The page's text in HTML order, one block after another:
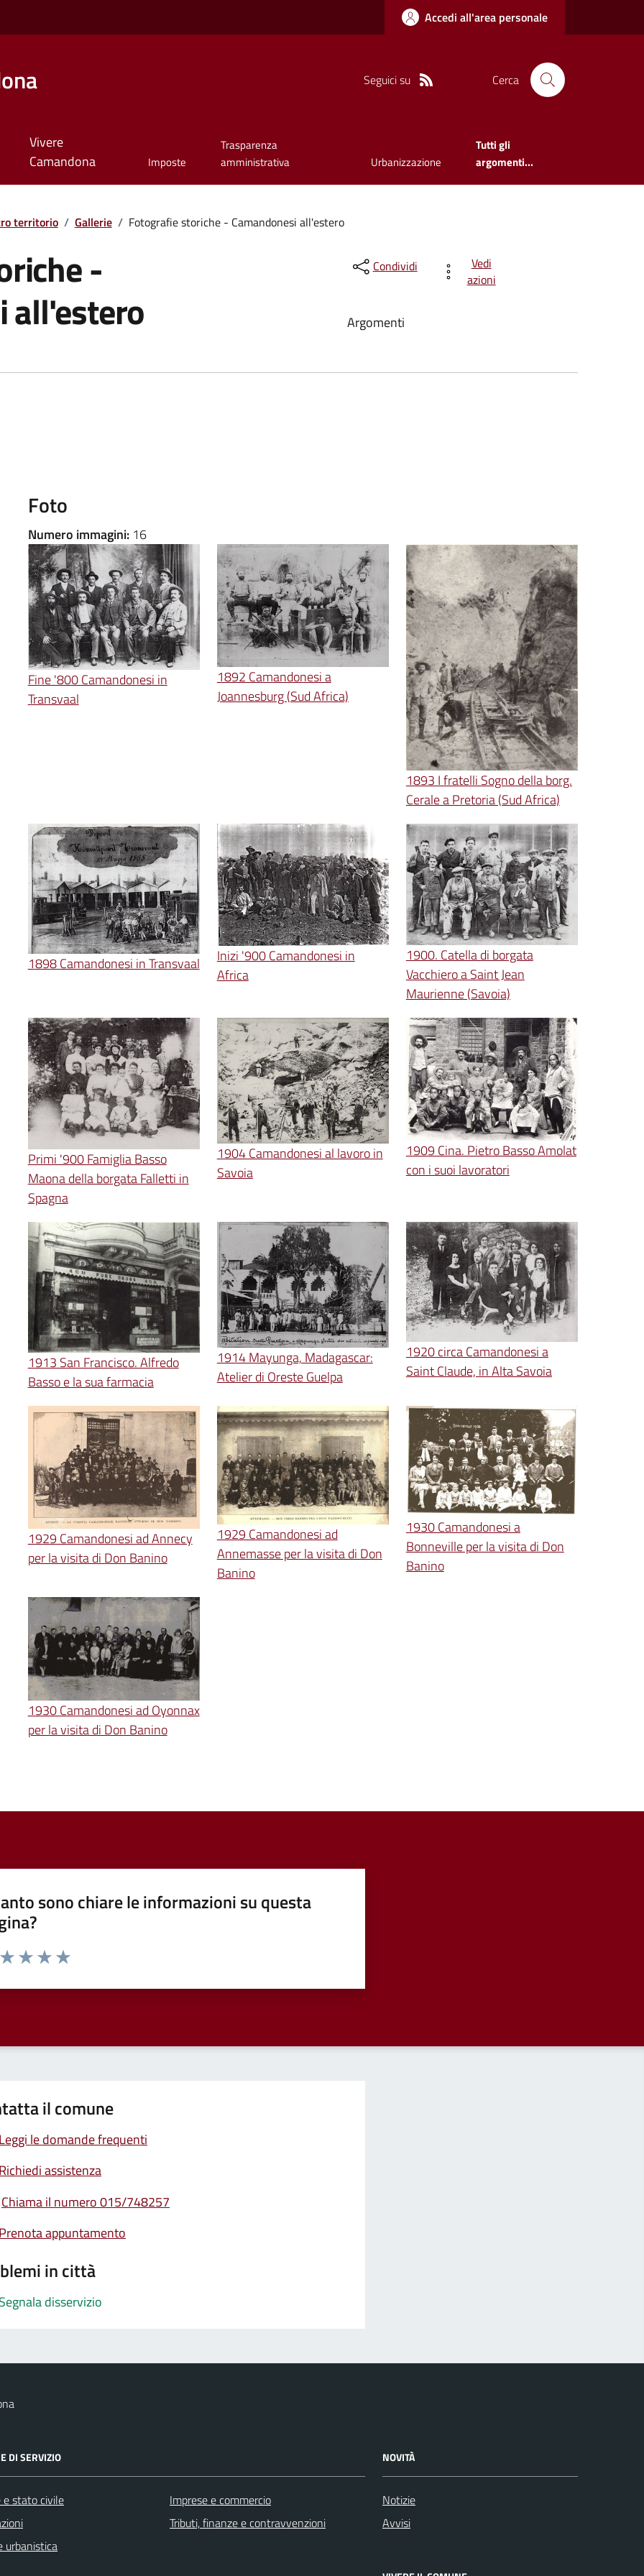
Accedi all'area personale
Seguici su Cerca
Vivere
Camandona
Imposte
Trasparenza
amministrativa
Urbanizzazione
Tutti gli
argomenti...
territorio / Gallerie / Fotografie storiche - Camandonesi all'estero
-
all'estero
Condividi
Vedi
azioni
Argomenti
Foto
Numero immagini:16
Fine '800 Camandonesi in
Transvaal
1892 Camandonesi a
Joannesburg (Sud Africa)
1893 I fratelli Sogno della borg.
Cerale a Pretoria (Sud Africa)
1898 Camandonesi in Transvaal
Inizi '900 Camandonesi in
Africa
1900. Catella di borgata
Vacchiero a Saint Jean
Maurienne (Savoia)
Primi '900 Famiglia Basso
Maona della borgata Falletti in
Spagna
1904 Camandonesi al lavoro in
Savoia
1909 Cina. Pietro Basso Amolat
con i suoi lavoratori
1913 San Francisco. Alfredo
Basso e la sua farmacia
1914 Mayunga, Madagascar:
Atelier di Oreste Guelpa
1920 circa Camandonesi a
Saint Claude, in Alta Savoia
1929 Camandonesi ad Annecy
per la visita di Don Banino
1929 Camandonesi ad
Annemasse per la visita di Don
Banino
1930 Camandonesi a
Bonneville per la visita di Don
Banino
1930 Camandonesi ad Oyonnax
per la visita di Don Banino
sono chiare le informazioni su questa
da 1 a 5 stelle la pagina
il comune
Leggi le domande frequenti
assistenza
Chiama il numero 015/748257
appuntamento
in città
Segnala disservizio
DI SERVIZIO
e stato civile
urbanistica
Imprese e commercio
Tributi, finanze e contravvenzioni
NOVITÀ
Notizie
Avvisi